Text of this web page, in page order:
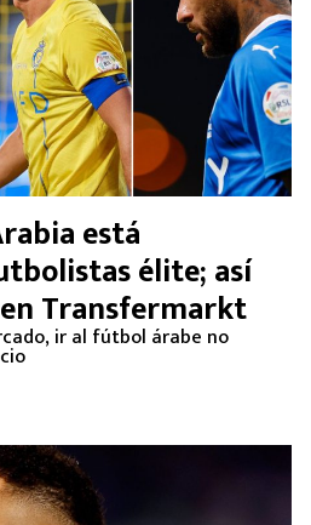
está
élite; así
Transfermarkt
ir al fútbol árabe no